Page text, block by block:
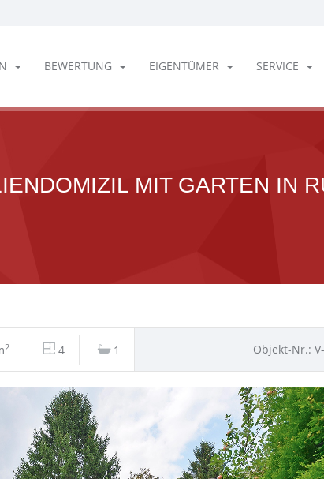
BEWERTUNG EIGENTÜMER SERVICE
MIT GARTEN IN
2 4 1 Objekt-Nr.: